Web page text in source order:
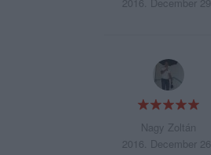
Nagy Zoltán
2016. December 26.